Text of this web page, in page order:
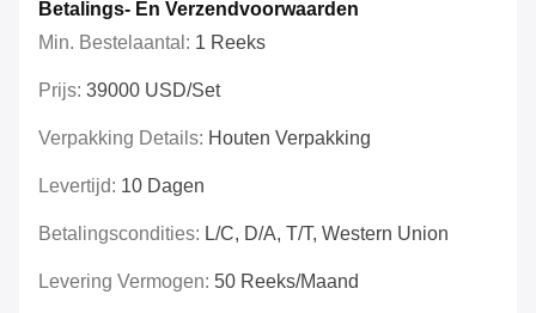
Betalings- En Verzendvoorwaarden
Min. Bestelaantal: 1 Reeks
Prijs: 39000 USD/Set
Verpakking Details: Houten Verpakking
Levertijd: 10 Dagen
Betalingscondities: L/C, D/A, T/T, Western Union
Levering Vermogen: 50 Reeks/maand